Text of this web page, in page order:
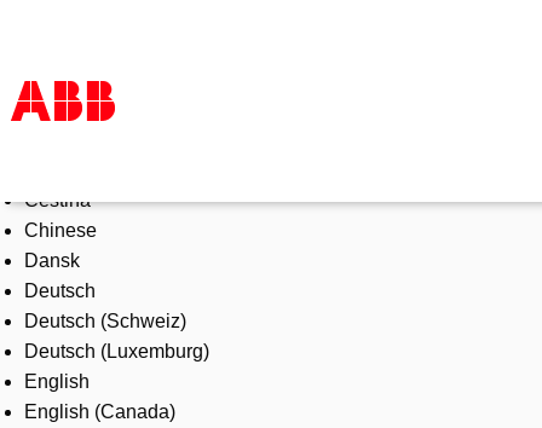
Products & Solutions
Industries
Services
About us
Where to buy
Contact us
Careers
Čeština
Chinese
Dansk
Deutsch
Deutsch (Schweiz)
Deutsch (Luxemburg)
English
English (Canada)